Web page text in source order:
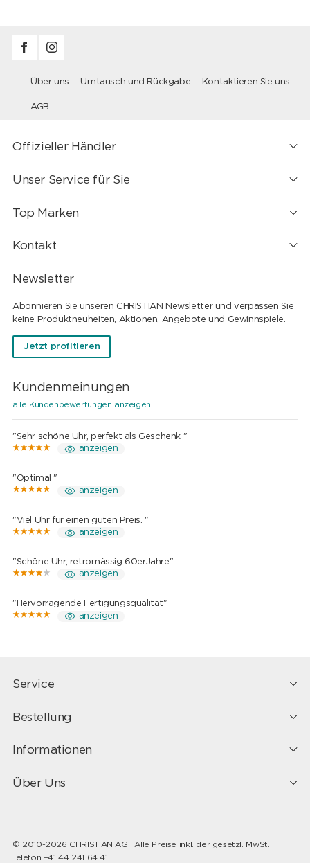
Über uns Umtausch und Rückgabe Kontaktieren Sie uns
AGB
Offizieller Händler
Unser Service für Sie
Top Marken
Kontakt
Newsletter
Abonnieren Sie unseren CHRISTIAN Newsletter und verpassen Sie
keine Produktneuheiten, Aktionen, Angebote und Gewinnspiele.
Jetzt profitieren
Kundenmeinungen
alle Kundenbewertungen anzeigen
"Sehr schöne Uhr, perfekt als Geschenk "
anzeigen
"Optimal "
anzeigen
"Viel Uhr für einen guten Preis. "
anzeigen
"Schöne Uhr, retromässig 60erJahre"
anzeigen
"Hervorragende Fertigungsqualität"
anzeigen
Service
Bestellung
Informationen
Über Uns
© 2010-2026 CHRISTIAN AG | Alle Preise inkl. der gesetzl. MwSt. |
Telefon +41 44 241 64 41